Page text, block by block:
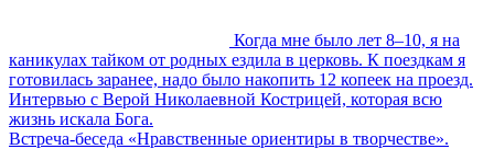
Когда мне было лет 8–10, я на
каникулах тайком от родных ездила в церковь. К поездкам я
готовилась заранее, надо было накопить 12 копеек на проезд.
Интервью с Верой Николаевной Кострицей, которая всю
жизнь искала Бога.
Встреча-беседа «Нравственные ориентиры в творчестве».